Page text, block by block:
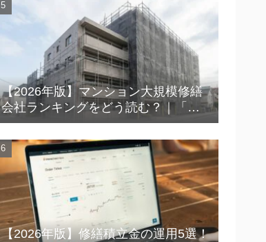
【2026年版】マンション大規模修繕
会社ランキングをどう読む？｜「上
位＝安心」ではない時代の見極め方
【2026年版】修繕積立金の運用5選！